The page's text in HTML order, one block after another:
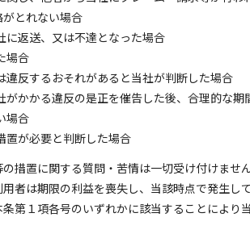
とれない場合
に返送、又は不達となった場合
場合
反するおそれがあると当社が判断した場合
がかかる違反の是正を催告した後、合理的な
場合
置が必要と判断した場合
措置に関する質問・苦情は一切受け付けません
者は期限の利益を喪失し、当該時点で発生し
第１項各号のいずれかに該当することによ